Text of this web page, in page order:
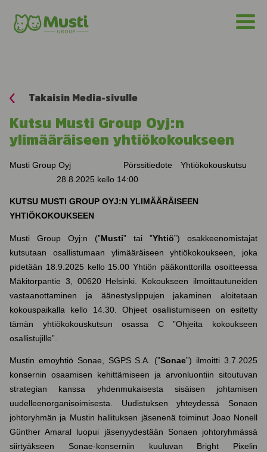
Takaisin Media-sivulle
Kutsu Musti Group Oyj:n
ylimääräiseen yhtiökokoukseen
Musti Group Oyj Pörssitiedote
Yhtiökokouskutsu
28.8.2025 kello 14:00
KUTSU MUSTI GROUP OYJ:N YLIMÄÄRÄISEEN
YHTIÖKOKOUKSEEN
Musti Group Oyj:n (”Musti” tai ”Yhtiö”) osakkeenomistajat
kutsutaan osallistumaan ylimääräiseen yhtiökokoukseen, joka
pidetään 18.9.2025 kello 15.00 Yhtiön pääkonttorilla osoitteessa
Mäkitorpantie 3, 00620 Helsinki. Kokoukseen ilmoittautuneiden
vastaanottaminen ja äänestyslippujen jakaminen aloitetaan
kokouspaikalla kello 14.30. Ohjeet osallistumiseen on esitetty
tämän yhtiökokouskutsun osassa C ”Ohjeita kokoukseen
osallistujille”.
Mustin emoyhtiö Sonae, SGPS S.A. (”Sonae”) ilmoitti 3.7.2025
konsernin osaamisen kehittämiseen ja arvonluontiin sitoutuvan
strategian kanssa yhdenmukaisesta sisäisen johtamisen
uudelleenorganisoimisesta. Uudistuksen yhteydessä Sonaen
johtoryhmän ja Mustin hallituksen jäsenenä toiminut Joao Nonell
Günther Amaral luopui jäsenyydestään Sonaen johtoryhmässä
siirtyäkseen Sonae-konserniin kuuluvan Bright Pixelin